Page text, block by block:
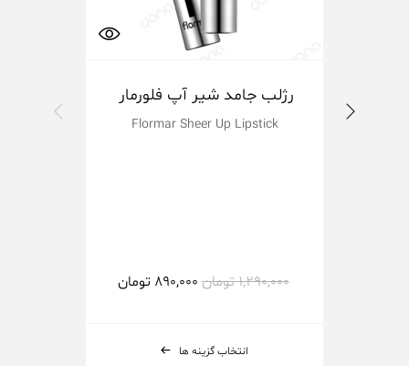
انتخاب گزینه ها
رژلب جامد شیر آپ فلورمار
Flormar Sheer Up Lipstick
1,290,000تومان 890,000 تومان